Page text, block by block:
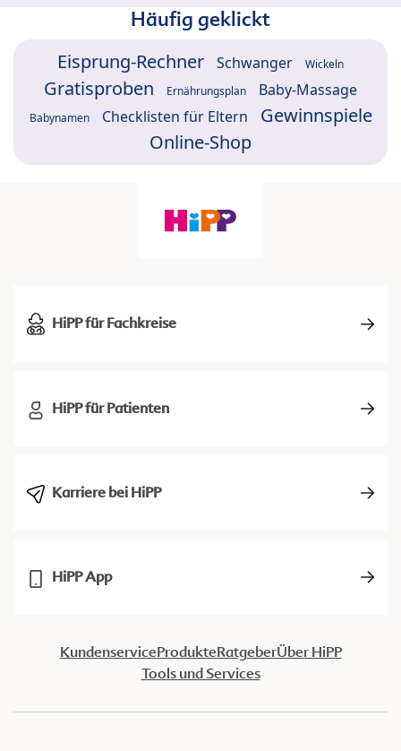
Häufig geklickt
Eisprung-Rechner Schwanger Wickeln
Gratisproben Ernährungsplan Baby-Massage
Babynamen Checklisten für Eltern
Gewinnspiele
Online-Shop
HiPP für Fachkreise
HiPP für Patienten
Karriere bei HiPP
HiPP App
KundenserviceProdukteRatgeberÜber HiPP
Tools und Services